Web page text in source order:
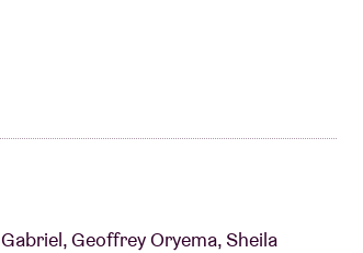
Geoffrey Oryema, Sheila